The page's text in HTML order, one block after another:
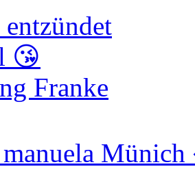
entzündet
😘
Franke
manuela